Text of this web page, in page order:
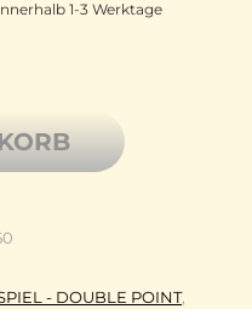
1-3 Werktage
DPN Double Point 10"
- DOUBLE POINT,